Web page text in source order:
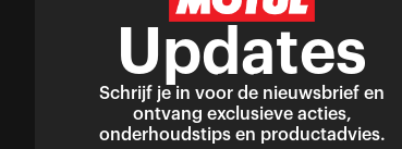
Updates
Schrijf je in voor de nieuwsbrief en
ontvang exclusieve acties,
onderhoudstips en productadvies.